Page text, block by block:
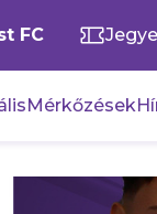
FC
Mérkőzések